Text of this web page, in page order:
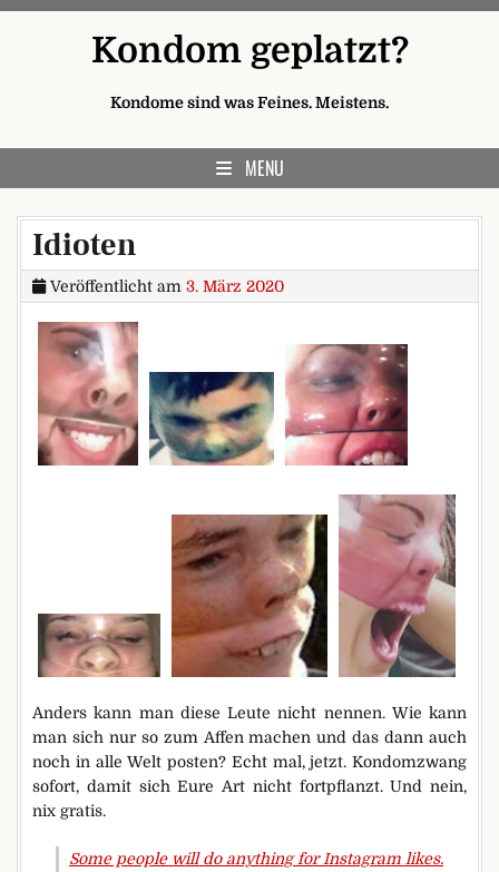
Kondom geplatzt?
Kondome sind was Feines. Meistens.
MENU
Idioten
Veröffentlicht am 3. März 2020
Anders kann man diese Leute nicht nennen. Wie kann
man sich nur so zum Affen machen und das dann auch
noch in alle Welt posten? Echt mal, jetzt. Kondomzwang
sofort, damit sich Eure Art nicht fortpflanzt. Und nein,
nix gratis.
Some people will do anything for Instagram likes.